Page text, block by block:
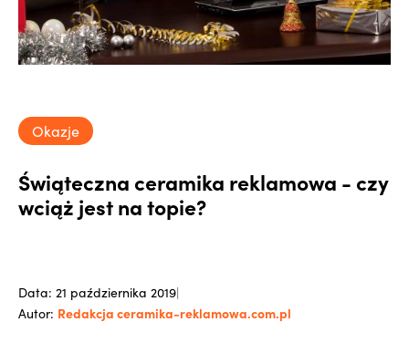
Okazje
Świąteczna ceramika reklamowa - czy
wciąż jest na topie?
Data: 21 października 2019|
Autor: Redakcja ceramika-reklamowa.com.pl